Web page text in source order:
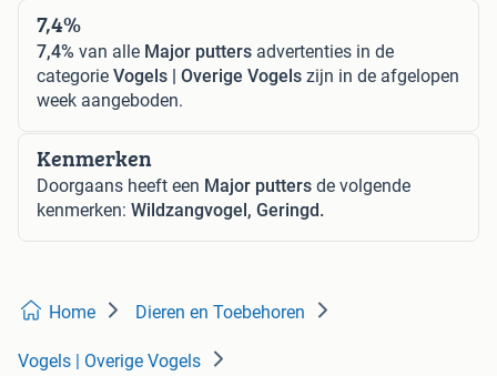
7,4%
7,4% van alle Major putters advertenties in de
categorie Vogels | Overige Vogels zijn in de afgelopen
week aangeboden.
Kenmerken
Doorgaans heeft een Major putters de volgende
kenmerken: Wildzangvogel, Geringd.
Home Dieren en Toebehoren
Vogels | Overige Vogels